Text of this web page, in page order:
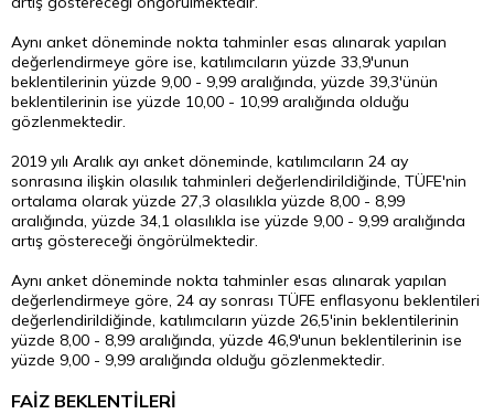
Aynı anket döneminde nokta tahminler esas alınarak yapılan
değerlendirmeye göre ise, katılımcıların yüzde 33,9'unun
beklentilerinin yüzde 9,00 - 9,99 aralığında, yüzde 39,3'ünün
beklentilerinin ise yüzde 10,00 - 10,99 aralığında olduğu
gözlenmektedir.
2019 yılı Aralık ayı anket döneminde, katılımcıların 24 ay
sonrasına ilişkin olasılık tahminleri değerlendirildiğinde, TÜFE'nin
ortalama olarak yüzde 27,3 olasılıkla yüzde 8,00 - 8,99
aralığında, yüzde 34,1 olasılıkla ise yüzde 9,00 - 9,99 aralığında
artış göstereceği öngörülmektedir.
Aynı anket döneminde nokta tahminler esas alınarak yapılan
değerlendirmeye göre, 24 ay sonrası TÜFE enflasyonu beklentileri
değerlendirildiğinde, katılımcıların yüzde 26,5'inin beklentilerinin
yüzde 8,00 - 8,99 aralığında, yüzde 46,9'unun beklentilerinin ise
yüzde 9,00 - 9,99 aralığında olduğu gözlenmektedir.
FAİZ BEKLENTİLERİ